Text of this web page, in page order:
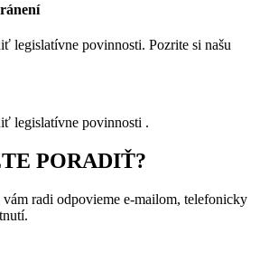
legislatívne povinnosti. Pozrite si našu
legislatívne povinnosti .
PORADIŤ?
radi odpovieme e-mailom, telefonicky